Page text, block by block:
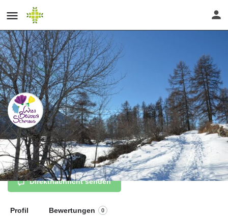
Was man von
(Weihnachts-)Bäumen essen kann
Direktnachricht senden
Profil Bewertungen 0